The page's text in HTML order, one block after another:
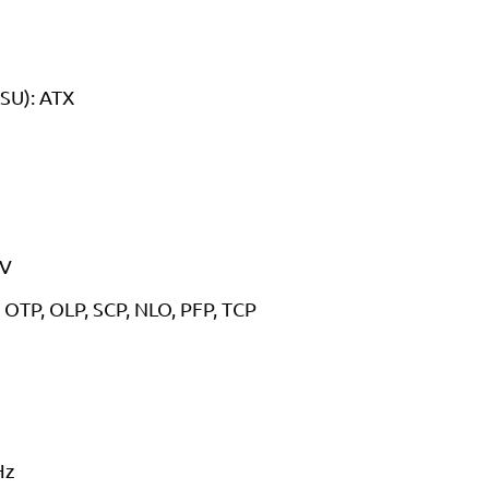
ATX
OLP, SCP, NLO, PFP, TCP